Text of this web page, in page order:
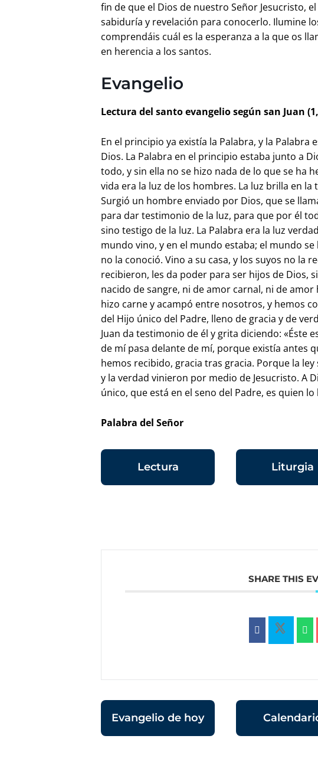
fin de que el Dios de nuestro Señor Jesucristo,
sabiduría y revelación para conocerlo. Ilumine
comprendáis cuál es la esperanza a la que os
en herencia a los santos.
Evangelio
Lectura del santo evangelio según san Juan
En el principio ya existía la Palabra, y la Palabra
Dios. La Palabra en el principio estaba junto a
todo, y sin ella no se hizo nada de lo que se ha
vida era la luz de los hombres. La luz brilla en
Surgió un hombre enviado por Dios, que se
para dar testimonio de la luz, para que por él
sino testigo de la luz. La Palabra era la luz
mundo vino, y en el mundo estaba; el mundo
no la conoció. Vino a su casa, y los suyos no la
recibieron, les da poder para ser hijos de Dios,
nacido de sangre, ni de amor carnal, ni de amor
hizo carne y acampó entre nosotros, y hemos
del Hijo único del Padre, lleno de gracia y de
Juan da testimonio de él y grita diciendo: «Éste
de mí pasa delante de mí, porque existía antes
hemos recibido, gracia tras gracia. Porque la
y la verdad vinieron por medio de Jesucristo. A
único, que está en el seno del Padre, es quien
Palabra del Señor
Lectura Liturgia
SHARE THIS
Evangelio de hoy